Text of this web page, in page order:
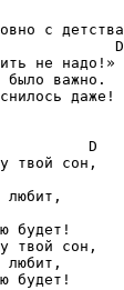
D
не надо!»
было важно.
даже!
D
будет!
твой сон,
будет!